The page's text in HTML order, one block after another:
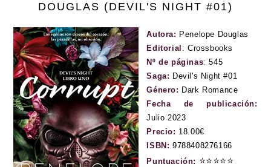
DOUGLAS (DEVIL'S NIGHT #01)
Autora: Penelope Douglas
Editorial : Crossbooks
Nº de páginas: 545
Saga: Devil's Night #01
Género: Dark Romance
Fecha de publicación:
Julio 2023
Precio: 18.00€
ISBN: 9788408276166
Puntuación: ⭐⭐⭐⭐⭐